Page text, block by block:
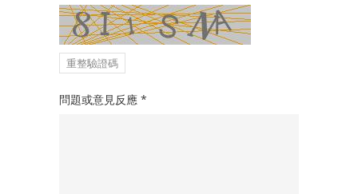
重整驗證碼
問題或意見反應 *